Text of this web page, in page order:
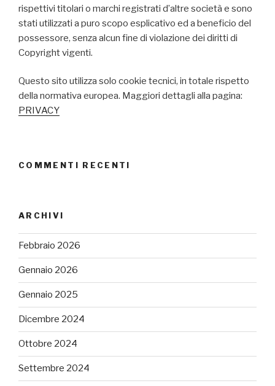
rispettivi titolari o marchi registrati d’altre società e sono
stati utilizzati a puro scopo esplicativo ed a beneficio del
possessore, senza alcun fine di violazione dei diritti di
Copyright vigenti.
Questo sito utilizza solo cookie tecnici, in totale rispetto
della normativa europea. Maggiori dettagli alla pagina:
PRIVACY
COMMENTI RECENTI
ARCHIVI
Febbraio 2026
Gennaio 2026
Gennaio 2025
Dicembre 2024
Ottobre 2024
Settembre 2024